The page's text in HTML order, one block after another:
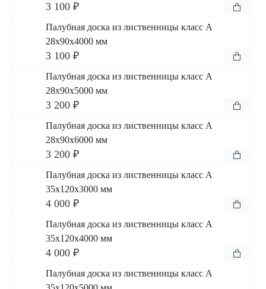
3 100 ₽
Палубная доска из лиственницы класс А
28x90x4000 мм
3 100 ₽
Палубная доска из лиственницы класс А
28x90x5000 мм
3 200 ₽
Палубная доска из лиственницы класс А
28x90x6000 мм
3 200 ₽
Палубная доска из лиственницы класс А
35x120x3000 мм
4 000 ₽
Палубная доска из лиственницы класс А
35x120x4000 мм
4 000 ₽
Палубная доска из лиственницы класс А